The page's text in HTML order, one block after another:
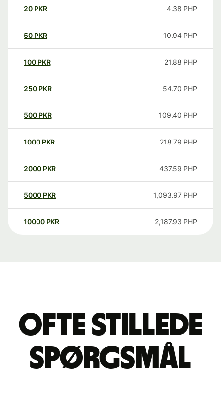
20 PKR 4.38 PHP
50 PKR 10.94 PHP
100 PKR 21.88 PHP
250 PKR 54.70 PHP
500 PKR 109.40 PHP
1000 PKR 218.79 PHP
2000 PKR 437.59 PHP
5000 PKR 1,093.97 PHP
10000 PKR 2,187.93 PHP
Ofte stillede
spørgsmål